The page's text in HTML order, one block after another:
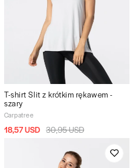
T-shirt Slit z krótkim rękawem -
szary
Carpatree
18,57 USD 30,95 USD